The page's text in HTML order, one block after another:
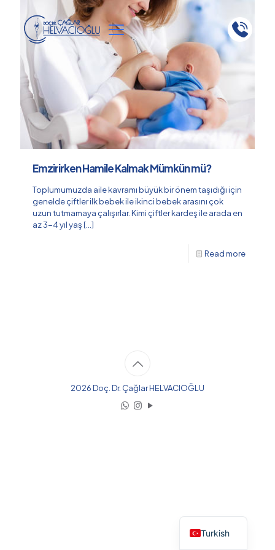
Emzirirken Hamile Kalmak Mümkün mü?
Toplumumuzda aile kavramı büyük bir önem taşıdığı için
genelde çiftler ilk bebek ile ikinci bebek arasını çok
uzun tutmamaya çalışırlar. Kimi çiftler kardeş ile arada en
az 3-4 yıl yaş[…]
Read more
2026 Doç. Dr. Çağlar HELVACIOĞLU
Turkish